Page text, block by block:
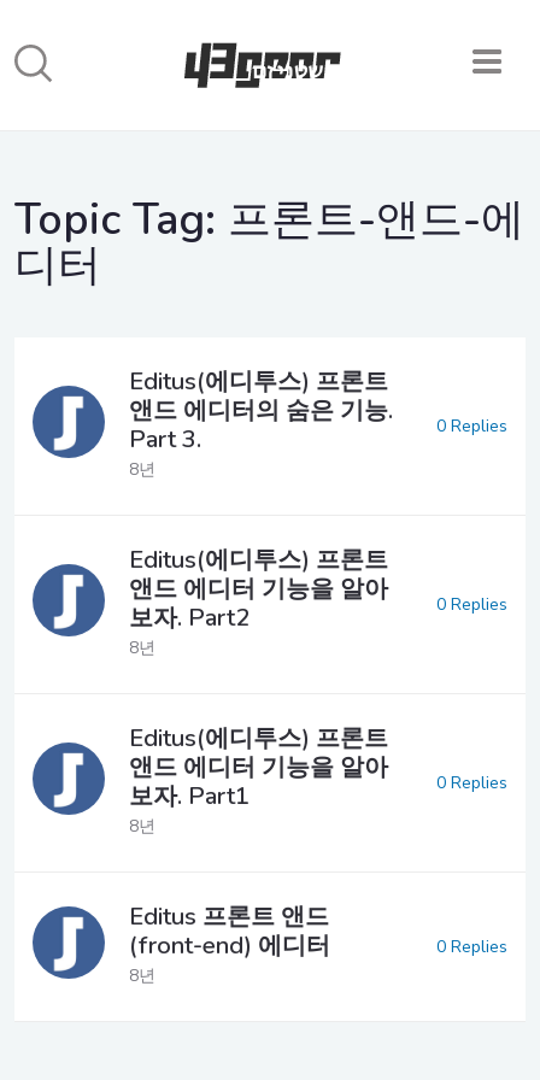
Topic Tag: 프론트-앤드-에
디터
Editus(에디투스) 프론트
앤드 에디터의 숨은 기능.
Part 3.
8년
0 Replies
Editus(에디투스) 프론트
앤드 에디터 기능을 알아
보자. Part2
8년
0 Replies
Editus(에디투스) 프론트
앤드 에디터 기능을 알아
보자. Part1
8년
0 Replies
Editus 프론트 앤드
(front-end) 에디터
8년
0 Replies